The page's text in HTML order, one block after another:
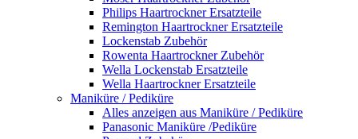
Philips Haartrockner Ersatzteile
Remington Haartrockner Ersatzteile
Lockenstab Zubehör
Rowenta Haartrockner Zubehör
Wella Lockenstab Ersatzteile
Wella Haartrockner Ersatzteile
Maniküre / Pediküre
Alles anzeigen aus Maniküre / Pediküre
Panasonic Maniküre /Pediküre